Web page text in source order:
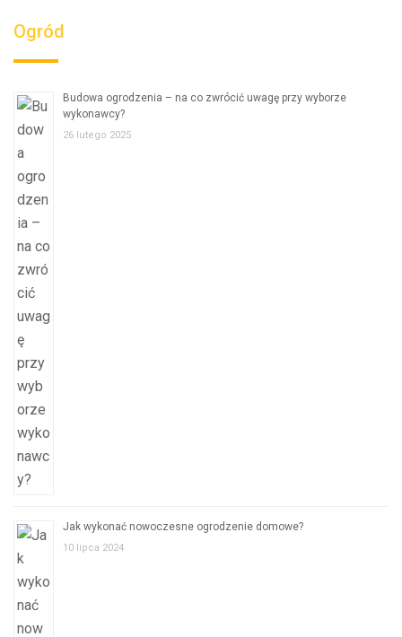
Ogród
Budowa ogrodzenia – na co zwrócić uwagę przy wyborze
wykonawcy?
26 lutego 2025
Jak wykonać nowoczesne ogrodzenie domowe?
10 lipca 2024